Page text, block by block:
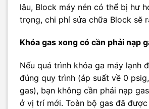
lâu, Block máy nén có thể bị hư
trọng, chi phí sửa chữa Block sẽ
Khóa gas xong có cần phải nạp
Nếu quá trình khóa ga máy lạnh
đúng quy trình (áp suất về 0
gas), bạn không cần phải nạp
ở vị trí mới. Toàn bộ gas đã